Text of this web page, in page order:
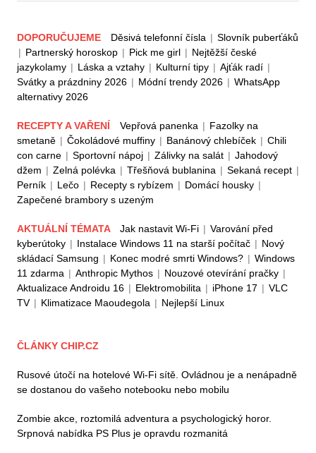
DOPORUČUJEME Děsivá telefonní čísla | Slovník puberťáků
| Partnerský horoskop | Pick me girl | Nejtěžší české
jazykolamy | Láska a vztahy | Kulturní tipy | Ajťák radí |
Svátky a prázdniny 2026 | Módní trendy 2026 | WhatsApp
alternativy 2026
RECEPTY A VAŘENÍ Vepřová panenka | Fazolky na
smetaně | Čokoládové muffiny | Banánový chlebíček | Chili
con carne | Sportovní nápoj | Zálivky na salát | Jahodový
džem | Zelná polévka | Třešňová bublanina | Sekaná recept |
Perník | Lečo | Recepty s rybízem | Domácí housky |
Zapečené brambory s uzeným
AKTUÁLNÍ TÉMATA Jak nastavit Wi-Fi | Varování před
kyberútoky | Instalace Windows 11 na starší počítač | Nový
skládací Samsung | Konec modré smrti Windows? | Windows
11 zdarma | Anthropic Mythos | Nouzové otevírání pračky |
Aktualizace Androidu 16 | Elektromobilita | iPhone 17 | VLC
TV | Klimatizace Maoudegola | Nejlepší Linux
ČLÁNKY CHIP.CZ
Rusové útočí na hotelové Wi-Fi sítě. Ovládnou je a nenápadně
se dostanou do vašeho notebooku nebo mobilu
Zombie akce, roztomilá adventura a psychologický horor.
Srpnová nabídka PS Plus je opravdu rozmanitá